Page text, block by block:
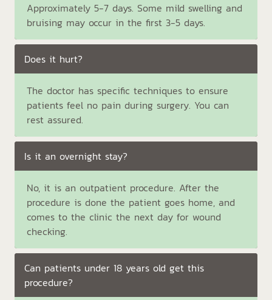
Approximately 5-7 days. Some mild swelling and
bruising may occur in the first 3-5 days.
Does it hurt?
The doctor has specific techniques to ensure
patients feel no pain during surgery. You can
rest assured.
Is it an overnight stay?
No, it is an outpatient procedure. After the
procedure is done the patient goes home, and
comes to the clinic the next day for wound
checking.
Can patients under 18 years old get this
procedure?